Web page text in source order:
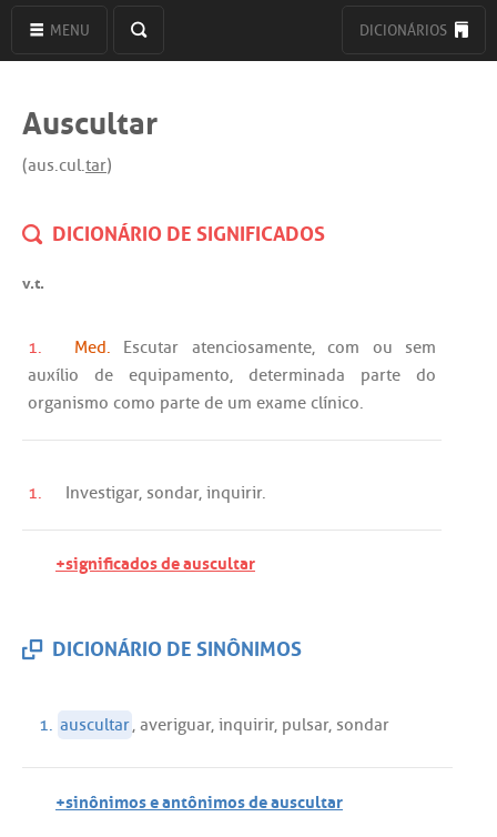
MENU DICIONÁRIOS
Auscultar
(aus.cul.tar)
DICIONÁRIO DE SIGNIFICADOS
v.t.
1. Med. Escutar atenciosamente, com ou
sem
auxílio
de equipamento, determinada parte
do
organismo como parte de um exame clínico.
1. Investigar, sondar, inquirir.
+significados de auscultar
DICIONÁRIO DE SINÔNIMOS
1. auscultar, averiguar, inquirir, pulsar, sondar
+sinônimos e antônimos de auscultar